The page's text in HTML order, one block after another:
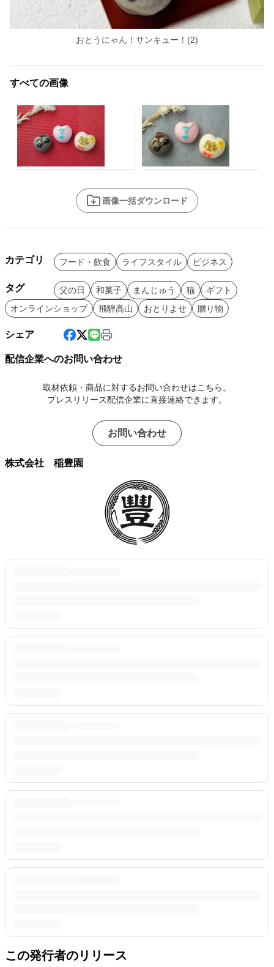
おとうにゃん！サンキュー！(2)
すべての画像
画像一括ダウンロード
カテゴリ フード・飲食 ライフスタイル ビジネス
タグ 父の日 和菓子 まんじゅう 猫
ギフト
オンラインショップ
飛騨高山 おとりよせ 贈り物
シェア
配信企業へのお問い合わせ
取材依頼・商品に対するお問い合わせはこちら。
プレスリリース配信企業に直接連絡できます。
お問い合わせ
株式会社 稲豊園
この発行者のリリース